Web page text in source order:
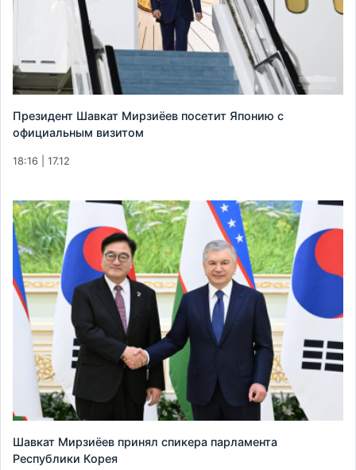
Президент Шавкат Мирзиёев посетит Японию с
официальным визитом
18:16 | 17.12
Шавкат Мирзиёев принял спикера парламента
Республики Корея